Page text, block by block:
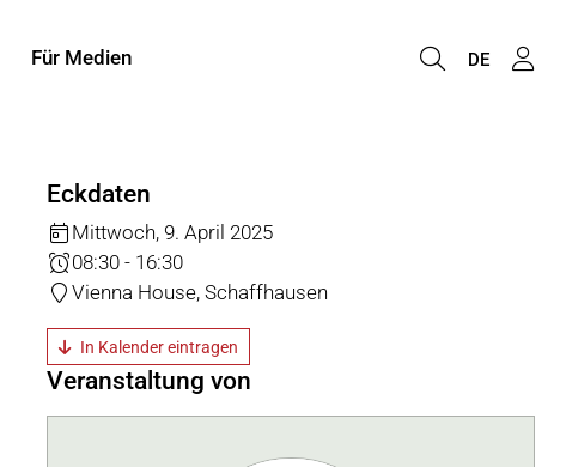
Für Medien DE
Eckdaten
Mittwoch, 9. April 2025
08:30 - 16:30
Vienna House, Schaffhausen
In Kalender eintragen
Veranstaltung von